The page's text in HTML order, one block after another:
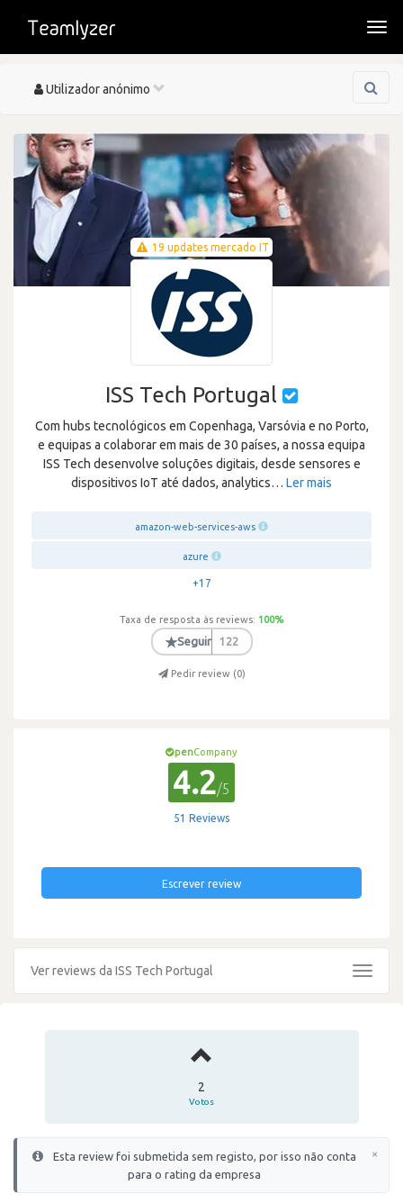
Toggle
Utilizador anónimo
19 updates mercado IT
ISS Tech Portugal
Com hubs tecnológicos em Copenhaga, Varsóvia e no Porto,
e equipas a colaborar em mais de 30 países, a nossa equipa
ISS Tech desenvolve soluções digitais, desde sensores e
dispositivos IoT até dados, analytics… Ler mais
amazon-web-services-aws
azure
+17
Taxa de resposta às reviews: 100%
★Seguir 122
Pedir review (0)
penCompany
4.2/5
51 Reviews
Escrever review
Ver reviews da ISS Tech Portugal
Toggle
2
Votos
×
Esta review foi submetida sem registo, por isso não conta
para o rating da empresa